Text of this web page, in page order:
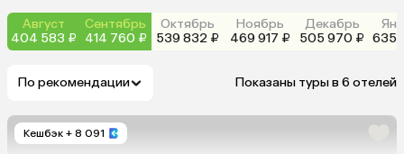
Август
404 583 ₽
Сентябрь
414 760 ₽
Октябрь
539 832 ₽
Ноябрь
469 917 ₽
Декабрь
505 970 ₽ 635
По рекомендации Показаны туры в 6 отелей
Кешбэк + 8 091